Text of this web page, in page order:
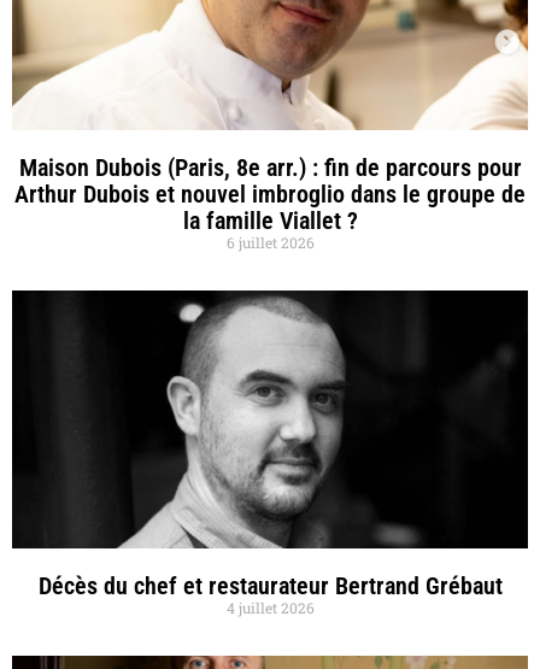
Maison Dubois (Paris, 8e arr.) : fin de parcours pour
Arthur Dubois et nouvel imbroglio dans le groupe de
la famille Viallet ?
6 juillet 2026
Décès du chef et restaurateur Bertrand Grébaut
4 juillet 2026